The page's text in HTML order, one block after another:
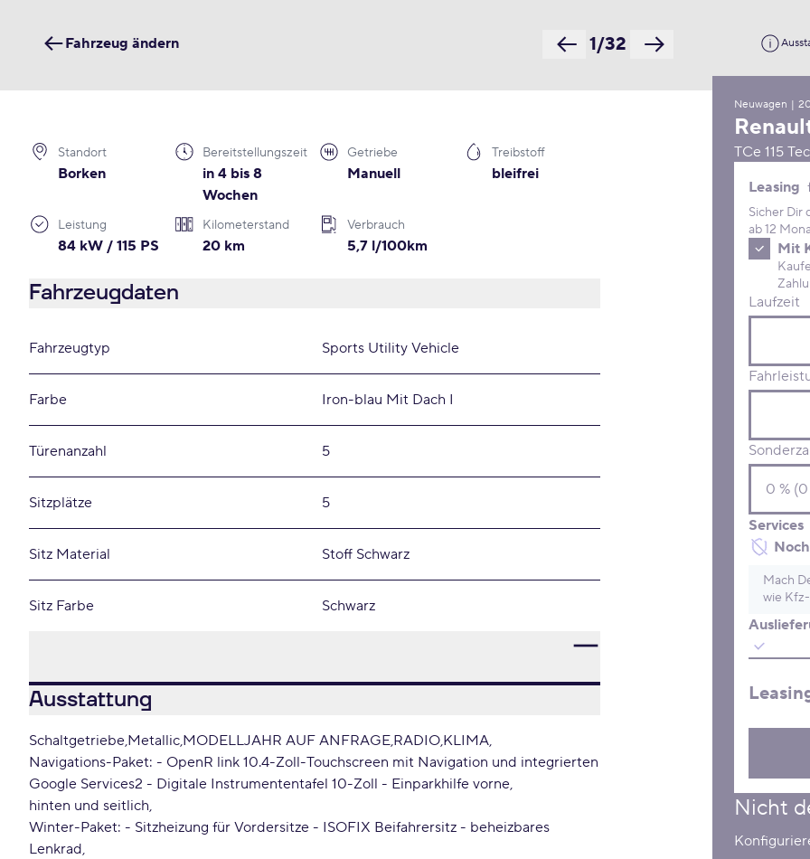
1/32
Fahrzeug ändern
Neuwagen |
TCe 115
Leasing
Leasing
Sicher Dir
ab 12
Mit
Kaufe
Laufzeit
Services
Mach
wie
Nicht
Standort
Borken
Bereitstellungszeit
in 4 bis 8
Wochen
Getriebe
Manuell
Treibstoff
bleifrei
Leistung
84 kW / 115 PS
Kilometerstand
20 km
Verbrauch
5,7 l/100km
Fahrzeugdaten
Fahrzeugtyp Sports Utility Vehicle
Farbe Iron-blau Mit Dach I
Türenanzahl 5
Sitzplätze 5
Sitz Material Stoff Schwarz
Sitz Farbe Schwarz
Ausstattung
Schaltgetriebe Metallic MODELLJAHR AUF ANFRAGE RADIO KLIMA
Navigations-Paket: - OpenR link 10.4-Zoll-Touchscreen mit Navigation und integrierten
Google Services2 - Digitale Instrumententafel 10-Zoll - Einparkhilfe vorne
hinten und seitlich
Winter-Paket: - Sitzheizung für Vordersitze - ISOFIX Beifahrersitz - beheizbares
Lenkrad